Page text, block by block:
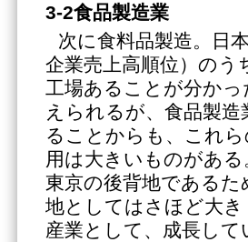
3-2食品製造業
次に食料品製造。日
企業売上高順位）のう
工場あることが分か
えられるが、食品製
ることからも、これ
用は大きいものがあ
東京の後背地である
地としてはさほど大
産業として、成長し